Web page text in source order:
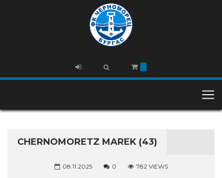
CHERNOMORETZ MAREK (43)
08.11.2025 0 782 VIEWS